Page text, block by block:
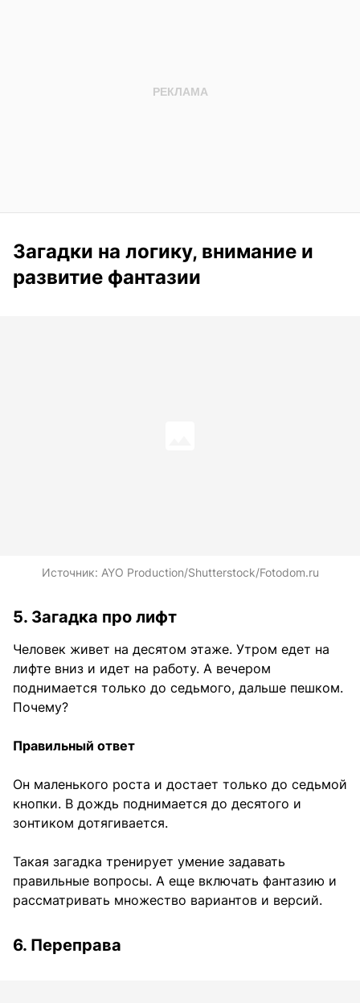
Загадки на логику, внимание и
развитие фантазии
Источник: AYO Production/Shutterstock/Fotodom.ru
5. Загадка про лифт
Человек живет на десятом этаже. Утром едет на
лифте вниз и идет на работу. А вечером
поднимается только до седьмого, дальше пешком.
Почему?
Правильный ответ
Он маленького роста и достает только до седьмой
кнопки. В дождь поднимается до десятого и
зонтиком дотягивается.
Такая загадка тренирует умение задавать
правильные вопросы. А еще включать фантазию и
рассматривать множество вариантов и версий.
6. Переправа